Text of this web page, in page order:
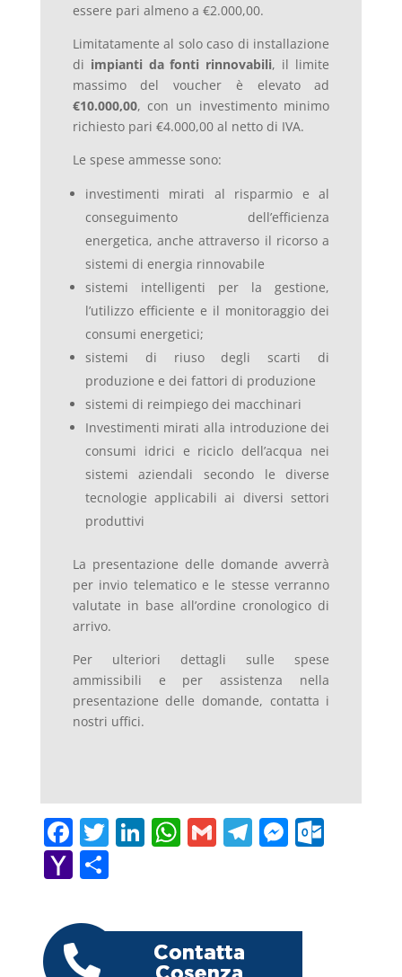
essere pari almeno a €2.000,00.
Limitatamente al solo caso di installazione
di impianti da fonti rinnovabili, il limite
massimo del voucher è elevato ad
€10.000,00, con un investimento minimo
richiesto pari €4.000,00 al netto di IVA.
Le spese ammesse sono:
investimenti mirati al risparmio e al
conseguimento dell’efficienza
energetica, anche attraverso il ricorso a
sistemi di energia rinnovabile
sistemi intelligenti per la gestione,
l’utilizzo efficiente e il monitoraggio dei
consumi energetici;
sistemi di riuso degli scarti di
produzione e dei fattori di produzione
sistemi di reimpiego dei macchinari
Investimenti mirati alla introduzione dei
consumi idrici e riciclo dell’acqua nei
sistemi aziendali secondo le diverse
tecnologie applicabili ai diversi settori
produttivi
La presentazione delle domande avverrà
per invio telematico e le stesse verranno
valutate in base all’ordine cronologico di
arrivo.
Per ulteriori dettagli sulle spese
ammissibili e per assistenza nella
presentazione delle domande, contatta i
nostri uffici.
F
a
c
e
b
T
w
itt
Li
dI
W
A
G T M O
Y
h
o
C
n